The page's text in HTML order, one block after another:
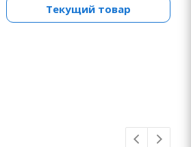
Текущий товар